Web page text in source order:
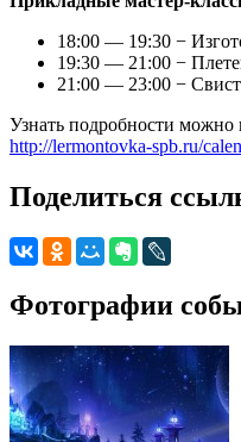
18:00 — 19:30 −
19:30 — 21:00 −
21:00 — 23:00 −
Узнать подробности можно
http://lermontovka-spb.ru/
Поделиться
Фотографии